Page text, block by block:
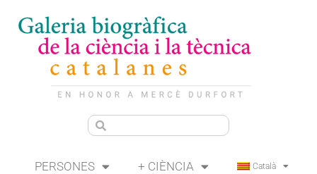
PERSONES + CIÈNCIA Català